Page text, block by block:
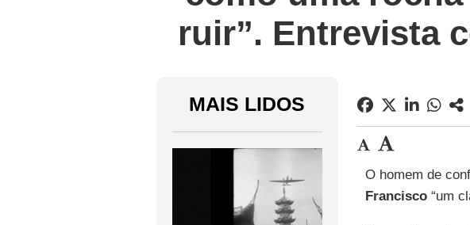
ruir”. Entrevista
MAIS LIDOS
O homem de
Francisco“um